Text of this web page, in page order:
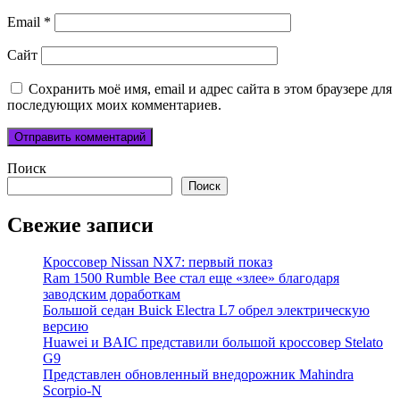
Email *
Сайт
Сохранить моё имя, email и адрес сайта в этом браузере для
последующих моих комментариев.
Поиск
Поиск
Свежие записи
Кроссовер Nissan NX7: первый показ
Ram 1500 Rumble Bee стал еще «злее» благодаря
заводским доработкам
Большой седан Buick Electra L7 обрел электрическую
версию
Huawei и BAIC представили большой кроссовер Stelato
G9
Представлен обновленный внедорожник Mahindra
Scorpio-N